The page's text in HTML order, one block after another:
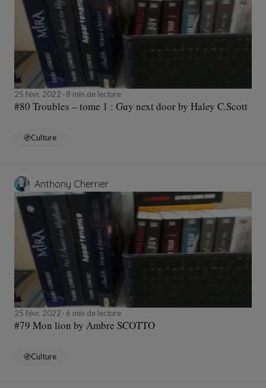
25 févr. 2022 8 min de lecture
#80 Troubles – tome 1 : Guy next door by Haley C.Scott
Culture
Anthony Cherrier
25 févr. 2022 6 min de lecture
#79 Mon lion by Ambre SCOTTO
Culture